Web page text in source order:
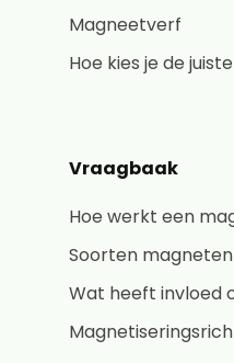
Magneetverf
Hoe kies je de
Vraagbaak
Hoe werkt een
Soorten magneten
Wat heeft invloed